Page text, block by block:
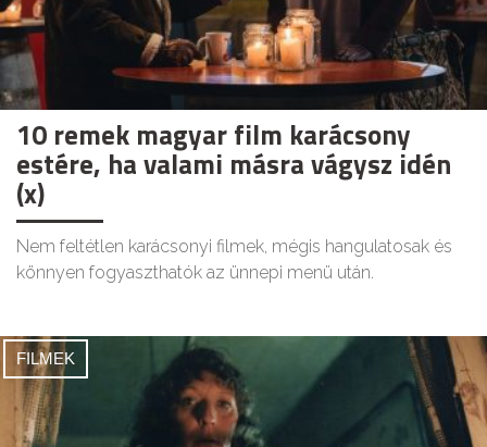
10 remek magyar film karácsony
estére, ha valami másra vágysz idén
(x)
Nem feltétlen karácsonyi filmek, mégis hangulatosak és
könnyen fogyaszthatók az ünnepi menü után.
FILMEK